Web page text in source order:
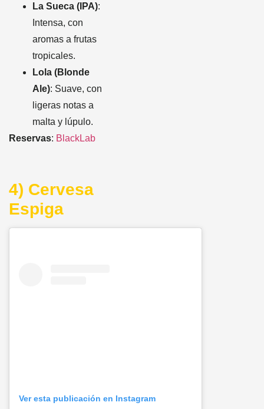
La Sueca (IPA):
Intensa, con
aromas a frutas
tropicales.
Lola (Blonde
Ale): Suave, con
ligeras notas a
malta y lúpulo.
Reservas: BlackLab
4) Cervesa
Espiga
Ver esta publicación en Instagram